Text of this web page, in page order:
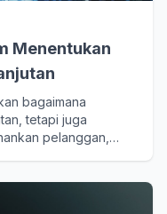
Menentukan
bagaimana
tetapi juga
pelanggan,